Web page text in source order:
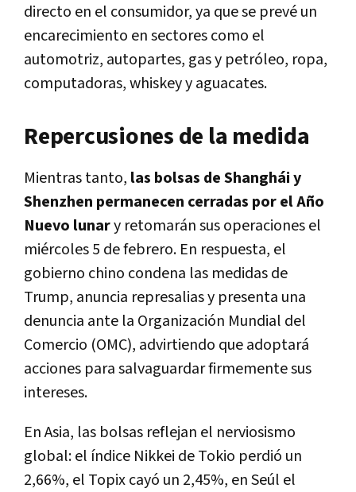
directo en el consumidor, ya que se prevé un
encarecimiento en sectores como el
automotriz, autopartes, gas y petróleo, ropa,
computadoras, whiskey y aguacates.
Repercusiones de la medida
Mientras tanto, las bolsas de Shanghái y
Shenzhen permanecen cerradas por el Año
Nuevo lunary retomarán sus operaciones el
miércoles 5 de febrero. En respuesta, el
gobierno chino condena las medidas de
Trump, anuncia represalias y presenta una
denuncia ante la Organización Mundial del
Comercio (OMC), advirtiendo que adoptará
acciones para salvaguardar firmemente sus
intereses.
En Asia, las bolsas reflejan el nerviosismo
global: el índice Nikkei de Tokio perdió un
2,66%, el Topix cayó un 2,45%, en Seúl el